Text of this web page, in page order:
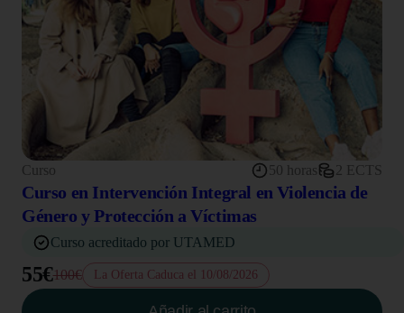
Curso 50 horas 2 ECTS
Curso en Intervención Integral en Violencia de
Género y Protección a Víctimas
Curso acreditado por UTAMED
55€100€ La Oferta Caduca el 10/08/2026